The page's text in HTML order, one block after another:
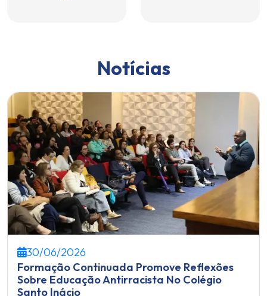
Notícias
30/06/2026
Formação Continuada Promove Reflexões
Sobre Educação Antirracista No Colégio
Santo Inácio